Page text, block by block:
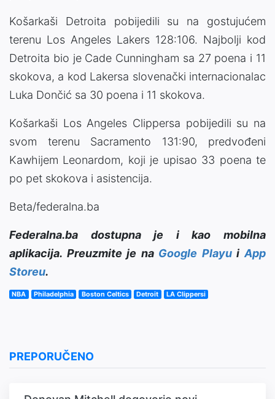
Košarkaši Detroita pobijedili su na gostujućem
terenu Los Angeles Lakers 128:106. Najbolji kod
Detroita bio je Cade Cunningham sa 27 poena i 11
skokova, a kod Lakersa slovenački internacionalac
Luka Dončić sa 30 poena i 11 skokova.
Košarkaši Los Angeles Clippersa pobijedili su na
svom terenu Sacramento 131:90, predvođeni
Kawhijem Leonardom, koji je upisao 33 poena te
po pet skokova i asistencija.
Beta/federalna.ba
Federalna.ba dostupna je i kao mobilna
aplikacija. Preuzmite je na Google PlayuiApp
Storeu.
NBA Philadelphia Boston Celtics Detroit LA Clippersi
PREPORUČENO